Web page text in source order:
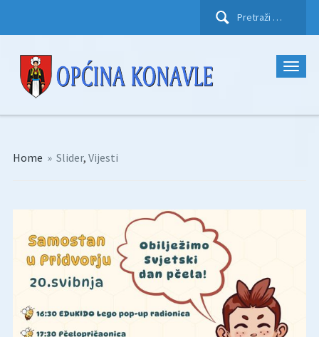
Pretraži:
Home » Slider, Vijesti